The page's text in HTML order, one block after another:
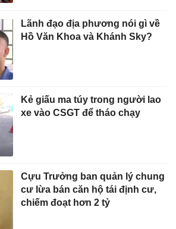
Lãnh đạo địa phương nói gì về
Hồ Văn Khoa và Khánh Sky?
Kẻ giấu ma túy trong người lao
xe vào CSGT để tháo chạy
Cựu Trưởng ban quản lý chung
cư lừa bán căn hộ tái định cư,
chiếm đoạt hơn 2 tỷ